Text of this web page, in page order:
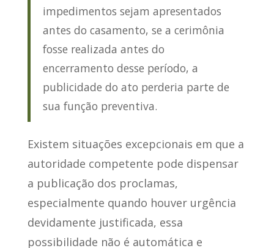
impedimentos sejam apresentados
antes do casamento, se a cerimônia
fosse realizada antes do
encerramento desse período, a
publicidade do ato perderia parte de
sua função preventiva.
Existem situações excepcionais em que a
autoridade competente pode dispensar
a publicação dos proclamas,
especialmente quando houver urgência
devidamente justificada, essa
possibilidade não é automática e